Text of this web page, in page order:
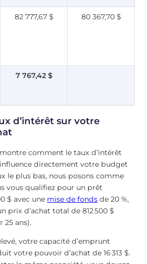
82 777,67 $ 80 367,70 $
7 767,42 $
d’intérêt sur votre
comment le taux d’intérêt
directement votre budget
le plus bas, nous posons comme
vous qualifiez pour un prêt
$ avec une mise de fonds de 20 %,
prix d’achat total de 812 500 $
25 ans).
votre capacité d’emprunt
votre pouvoir d’achat de 16 313 $.